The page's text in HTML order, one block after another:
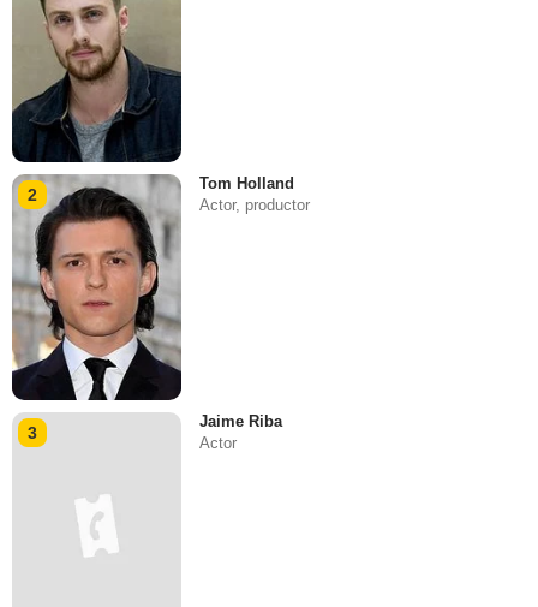
2
Tom Holland
Actor, productor
3
Jaime Riba
Actor